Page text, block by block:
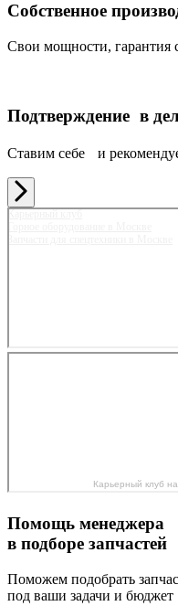
Собственное
Свои мощности, гарантия
Подтверждение в
Ставим себе и
Карьерный клуб
Помощь менеджера
в подборе запчастей
Поможем подобрать
под ваши задачи и бюджет